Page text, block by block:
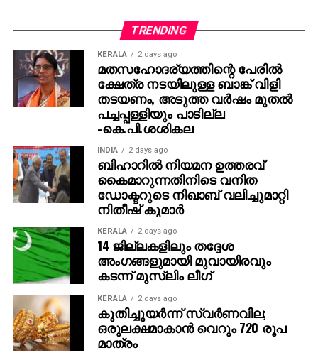
ബ്ലോക്ക് പഞ്ചായത്തുകള്‍
ഏറ്റുമാനൂര്‍:66.23%
ഉഴവൂര്‍ :63.06%
ളാലം :63.26%
ഈരാറ്റുപേട്ട :66.34%
പാമ്പാടി : 66.26%
വാഴൂര്‍ :65.78%
കാഞ്ഞിരപ്പള്ളി: 64.68%
പള്ളം:64.76 %
വൈക്കം: 72.6%
കടുത്തുരുത്തി: 66.7%
TRENDING
KERALA 2 days ago
മതസഹോദര്യത്തിന്റെ പേരില്‍
ക്ഷേത്ര നടയിലുള്ള ബാങ്ക് വിളി
തടയണം, അടുത്ത വര്‍ഷം മുതല്‍
പച്ചപ്പള്ളിയും പാടില്ല
-കെ.പി.ശശികല
INDIA 2 days ago
ബിഹാറില്‍ നിയമന ഉത്തരവ്
കൈമാറുന്നതിനിടെ വനിത
ഡോക്ടറുടെ നിഖാബ് വലിച്ചുമാറ്റി
നിതീഷ് കുമാര്‍
KERALA 2 days ago
14 ജില്ലകളിലും തദ്ദേശ
അംഗങ്ങളുമായി മുവായിരവും
കടന്ന് മുസ്‌ലിം ലീഗ്‌
KERALA 2 days ago
കുതിച്ചുയര്‍ന്ന് സ്വര്‍ണവില;
ഒരുലക്ഷമാകാന്‍ വെറും 720 രൂപ
മാത്രം